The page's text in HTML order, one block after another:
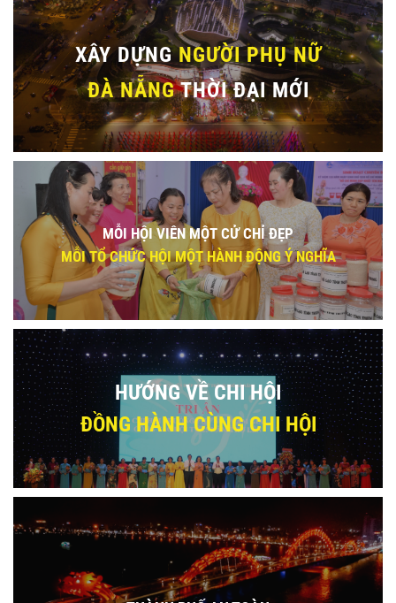
XÂY DỰNGNGƯỜI PHỤ NỮ
ĐÀ NẴNGTHỜI ĐẠI MỚI
MỖI HỘI VIÊN MỘT CỬ CHỈ ĐẸP
MỖI TỔ CHỨC HỘI MỘT HÀNH ĐỘNG Ý NGHĨA
HƯỚNG VỀ CHI HỘI
ĐỒNG HÀNH CÙNG CHI HỘI